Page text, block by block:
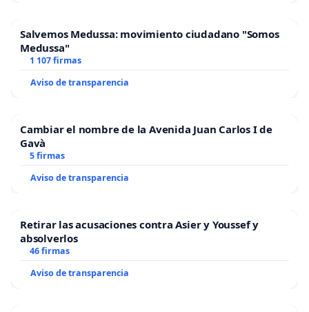
Salvemos Medussa: movimiento ciudadano "Somos
Medussa"
1 107 firmas
Aviso de transparencia
Cambiar el nombre de la Avenida Juan Carlos I de
Gavà
5 firmas
Aviso de transparencia
Retirar las acusaciones contra Asier y Youssef y
absolverlos
46 firmas
Aviso de transparencia